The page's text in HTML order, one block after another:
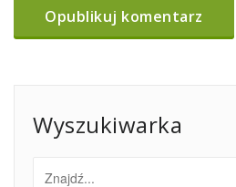
Wyszukiwarka